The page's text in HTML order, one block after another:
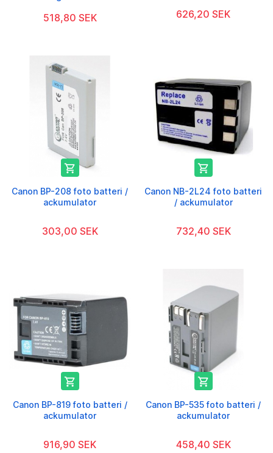
518,80 SEK 626,20 SEK

Canon BP-208 foto batteri /
ackumulator
303,00 SEK

Canon NB-2L24 foto batteri
/ ackumulator
732,40 SEK

Canon BP-819 foto batteri /
ackumulator
916,90 SEK

Canon BP-535 foto batteri /
ackumulator
458,40 SEK